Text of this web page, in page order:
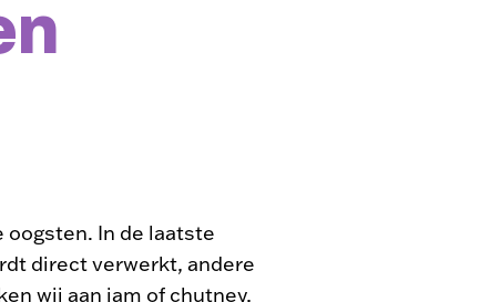
oogsten. In de laatste
direct verwerkt, andere
wij aan jam of chutney,